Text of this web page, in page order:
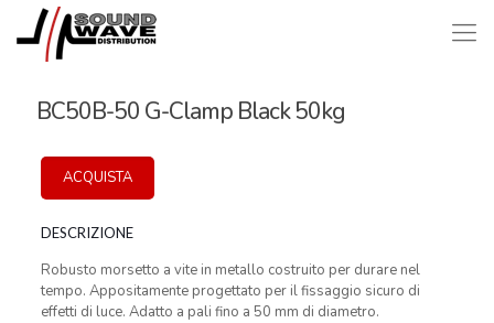
BC50B-50 G-Clamp Black 50kg
ACQUISTA
DESCRIZIONE
Robusto morsetto a vite in metallo costruito per durare nel
tempo. Appositamente progettato per il fissaggio sicuro di
effetti di luce. Adatto a pali fino a 50 mm di diametro.